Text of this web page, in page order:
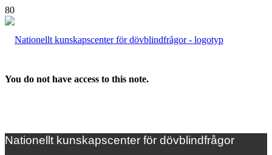
You do not have access to this note.
Nationellt kunskapscenter för dövblindfrågor